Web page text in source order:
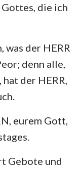
die ich
was der HERR
denn alle,
der HERR,
eurem Gott,
Gebote und